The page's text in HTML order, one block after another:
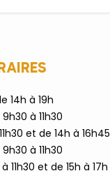
14h à 19h
à 11h30
et de 14h à 16h45
à 11h30
11h30 et de 15h à 17h